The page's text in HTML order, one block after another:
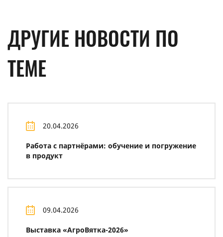
ДРУГИЕ НОВОСТИ ПО
ТЕМЕ
20.04.2026
Работа с партнёрами: обучение и погружение
в продукт
09.04.2026
Выставка «АгроВятка-2026»